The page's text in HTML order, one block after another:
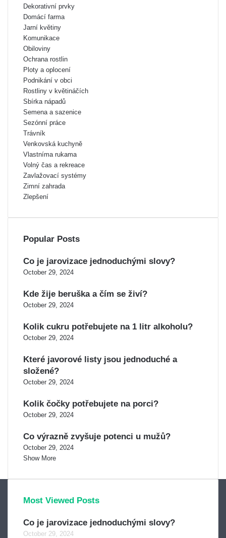
Dekorativní prvky
Domácí farma
Jarní květiny
Komunikace
Obiloviny
Ochrana rostlin
Ploty a oplocení
Podnikání v obci
Rostliny v květináčích
Sbírka nápadů
Semena a sazenice
Sezónní práce
Trávník
Venkovská kuchyně
Vlastníma rukama
Volný čas a rekreace
Zavlažovací systémy
Zimní zahrada
Zlepšení
Popular Posts
Co je jarovizace jednoduchými slovy?
October 29, 2024
Kde žije beruška a čím se živí?
October 29, 2024
Kolik cukru potřebujete na 1 litr alkoholu?
October 29, 2024
Které javorové listy jsou jednoduché a
složené?
October 29, 2024
Kolik čočky potřebujete na porci?
October 29, 2024
Co výrazně zvyšuje potenci u mužů?
October 29, 2024
Show More
Most Viewed Posts
Co je jarovizace jednoduchými slovy?
October 29, 2024